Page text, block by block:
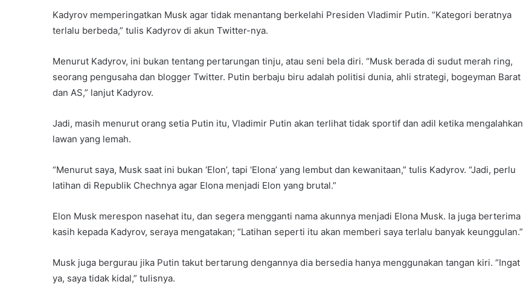
Kadyrov memperingatkan Musk agar tidak menantang berkelahi Presiden Vladimir Putin. “Kategori beratnya
terlalu berbeda,” tulis Kadyrov di akun Twitter-nya.
Menurut Kadyrov, ini bukan tentang pertarungan tinju, atau seni bela diri. “Musk berada di sudut merah ring,
seorang pengusaha dan blogger Twitter. Putin berbaju biru adalah politisi dunia, ahli strategi, bogeyman Barat
dan AS,” lanjut Kadyrov.
Jadi, masih menurut orang setia Putin itu, Vladimir Putin akan terlihat tidak sportif dan adil ketika mengalahkan
lawan yang lemah.
“Menurut saya, Musk saat ini bukan ‘Elon’, tapi ‘Elona’ yang lembut dan kewanitaan,” tulis Kadyrov. “Jadi, perlu
latihan di Republik Chechnya agar Elona menjadi Elon yang brutal.”
Elon Musk merespon nasehat itu, dan segera mengganti nama akunnya menjadi Elona Musk. Ia juga berterima
kasih kepada Kadyrov, seraya mengatakan; “Latihan seperti itu akan memberi saya terlalu banyak keunggulan.”
Musk juga bergurau jika Putin takut bertarung dengannya dia bersedia hanya menggunakan tangan kiri. “Ingat
ya, saya tidak kidal,” tulisnya.